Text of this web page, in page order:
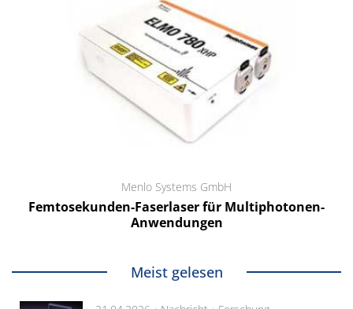
Menlo Systems GmbH
Femtosekunden-Faserlaser für Multiphotonen-
Anwendungen
Meist gelesen